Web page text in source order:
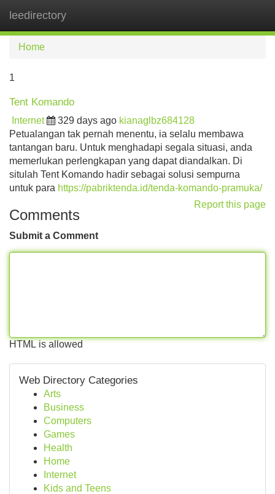
leedirectory
Home
1
Tent Komando
Internet 329 days ago kianaglbz684128
Petualangan tak pernah menentu, ia selalu membawa
tantangan baru. Untuk menghadapi segala situasi, anda
memerlukan perlengkapan yang dapat diandalkan. Di
situlah Tent Komando hadir sebagai solusi sempurna
untuk para https://pabriktenda.id/tenda-komando-pramuka/
Report this page
Comments
Submit a Comment
HTML is allowed
Web Directory Categories
Arts
Business
Computers
Games
Health
Home
Internet
Kids and Teens